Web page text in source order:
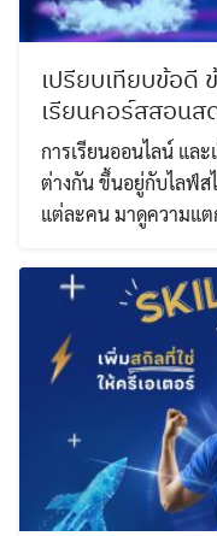
เปรียบเทียบข้อดี
เรียนคอร์สสอนส
การเรียนออนไลน์ แล
ต่างกัน ขึ้นอยู่กับไลฟ์ส
แต่ละคน มาดูความแ